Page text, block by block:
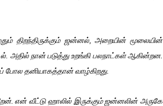
திறந்திருக்கும் ஜன்னல், அறையின் மூலையின்
அதில் நான் படுத்து உறங்கி பலநாட்கள் ஆகின்றன.
போல தனியாகத்தான் வாழ்கிறது.
என் வீட்டு ஹாலில் இருக்கும் ஜன்னலின் அருகே